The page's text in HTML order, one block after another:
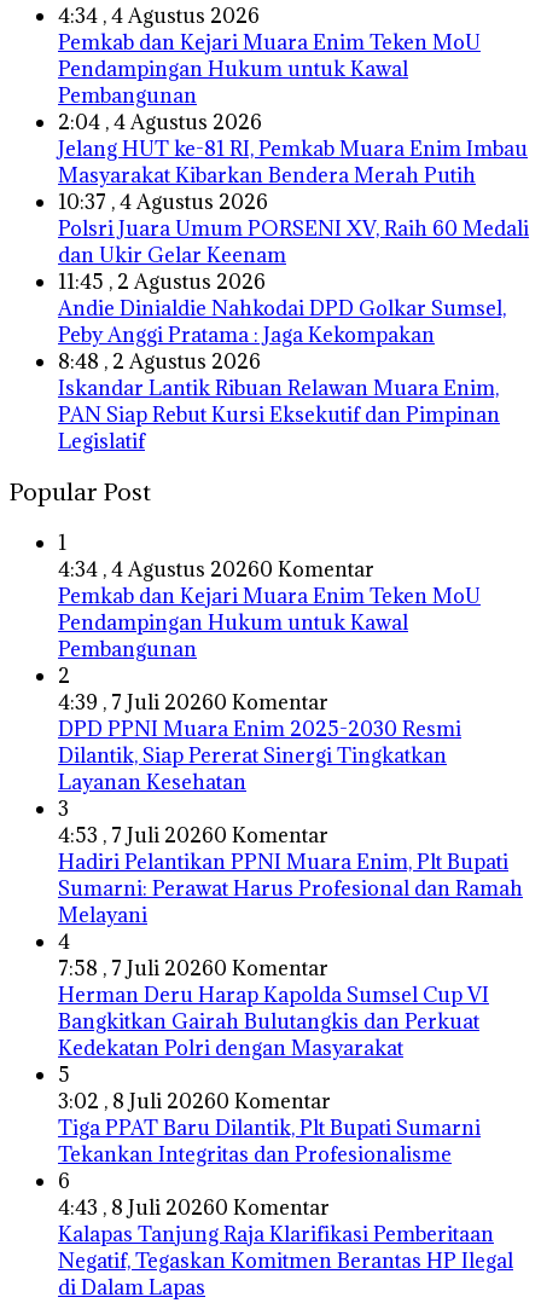
4:34 , 4 Agustus 2026
Pemkab dan Kejari Muara Enim Teken MoU
Pendampingan Hukum untuk Kawal
Pembangunan
2:04 , 4 Agustus 2026
Jelang HUT ke-81 RI, Pemkab Muara Enim Imbau
Masyarakat Kibarkan Bendera Merah Putih
10:37 , 4 Agustus 2026
Polsri Juara Umum PORSENI XV, Raih 60 Medali
dan Ukir Gelar Keenam
11:45 , 2 Agustus 2026
Andie Dinialdie Nahkodai DPD Golkar Sumsel,
Peby Anggi Pratama : Jaga Kekompakan
8:48 , 2 Agustus 2026
Iskandar Lantik Ribuan Relawan Muara Enim,
PAN Siap Rebut Kursi Eksekutif dan Pimpinan
Legislatif
Popular Post
1
4:34 , 4 Agustus 20260 Komentar
Pemkab dan Kejari Muara Enim Teken MoU
Pendampingan Hukum untuk Kawal
Pembangunan
2
4:39 , 7 Juli 20260 Komentar
DPD PPNI Muara Enim 2025-2030 Resmi
Dilantik, Siap Pererat Sinergi Tingkatkan
Layanan Kesehatan
3
4:53 , 7 Juli 20260 Komentar
Hadiri Pelantikan PPNI Muara Enim, Plt Bupati
Sumarni: Perawat Harus Profesional dan Ramah
Melayani
4
7:58 , 7 Juli 20260 Komentar
Herman Deru Harap Kapolda Sumsel Cup VI
Bangkitkan Gairah Bulutangkis dan Perkuat
Kedekatan Polri dengan Masyarakat
5
3:02 , 8 Juli 20260 Komentar
Tiga PPAT Baru Dilantik, Plt Bupati Sumarni
Tekankan Integritas dan Profesionalisme
6
4:43 , 8 Juli 20260 Komentar
Kalapas Tanjung Raja Klarifikasi Pemberitaan
Negatif, Tegaskan Komitmen Berantas HP Ilegal
di Dalam Lapas